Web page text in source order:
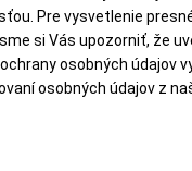
Pre vysvetlenie
si Vás upozorniť, že
osobných údajov
osobných údajov z